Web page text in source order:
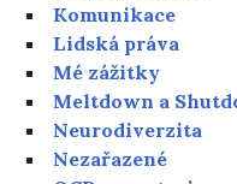
Komunikace
Lidská práva
Mé zážitky
Meltdown a
Neurodiverzita
Nezařazené